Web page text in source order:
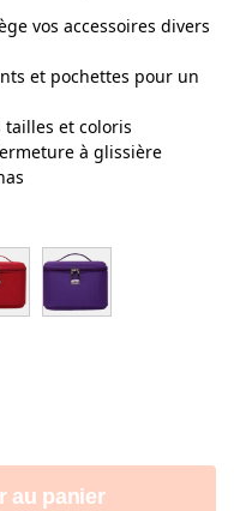
vos accessoires divers
et pochettes pour un
et coloris
à glissière
au panier